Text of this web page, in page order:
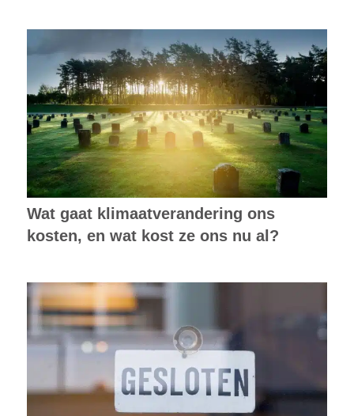
Wat gaat klimaatverandering ons
kosten, en wat kost ze ons nu al?